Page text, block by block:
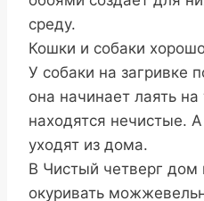
среду.
Кошки и собаки
У собаки на загривке
она начинает лаять на
находятся нечистые.
уходят из дома.
В Чистый четверг
окуривать